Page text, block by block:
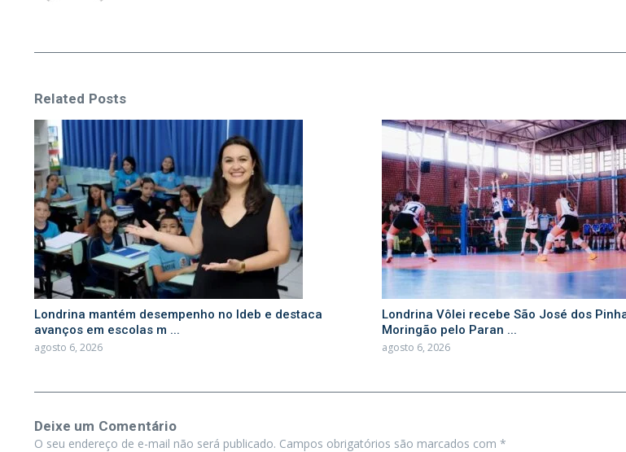
Related Posts
Londrina mantém desempenho no Ideb e destaca
avanços em escolas m ...
agosto 6, 2026
Londrina Vôlei recebe São José dos
Moringão pelo Paran ...
agosto 6, 2026
Deixe um Comentário
O seu endereço de e-mail não será publicado. Campos obrigatórios são marcados com *